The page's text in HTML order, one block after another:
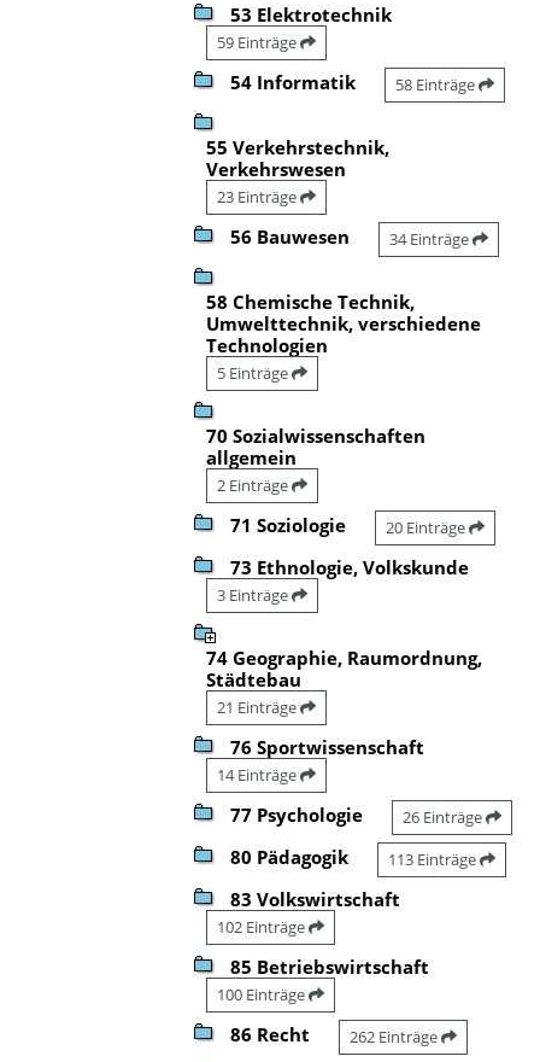
53 Elektrotechnik
59 Einträge
54 Informatik 58 Einträge
55 Verkehrstechnik,
Verkehrswesen
23 Einträge
56 Bauwesen 34 Einträge
58 Chemische Technik,
Umwelttechnik, verschiedene
Technologien
5 Einträge
70 Sozialwissenschaften
allgemein
2 Einträge
71 Soziologie 20 Einträge
73 Ethnologie, Volkskunde
3 Einträge
74 Geographie, Raumordnung,
Städtebau
21 Einträge
76 Sportwissenschaft
14 Einträge
77 Psychologie 26 Einträge
80 Pädagogik 113 Einträge
83 Volkswirtschaft
102 Einträge
85 Betriebswirtschaft
100 Einträge
86 Recht 262 Einträge